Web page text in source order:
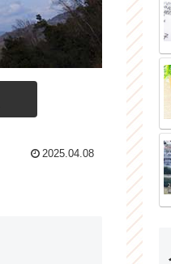
2025.04.08